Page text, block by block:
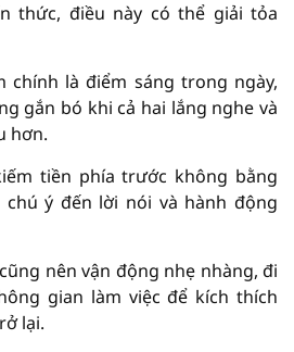
​​thức, điều này có thể giải tỏa
chính là điểm sáng trong ngày,
gắn bó khi cả hai lắng nghe và
hơn.
tiền phía trước không bằng
chú ý đến lời nói và hành động
nên vận động nhẹ nhàng, đi
gian làm việc để kích thích
lại.